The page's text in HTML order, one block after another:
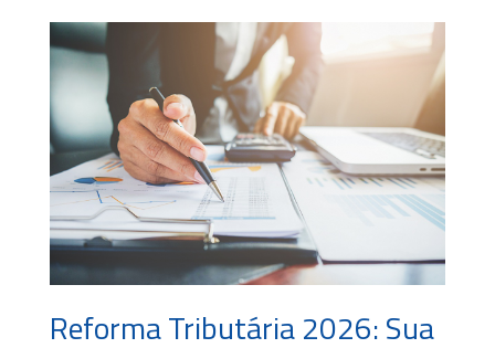
Reforma Tributária 2026: Sua